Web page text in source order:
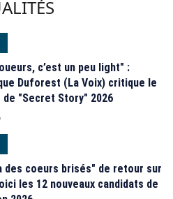
c’est un peu light" :
Duforest (La Voix) critique le
de "Secret Story" 2026
des coeurs brisés" de retour sur
les 12 nouveaux candidats de